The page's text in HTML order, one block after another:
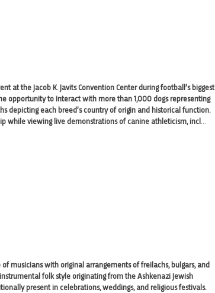
at the Jacob K. Javits Convention Center during football’s biggest
opportunity to interact with more than 1,000 dogs representing
depicting each breed’s country of origin and historical function.
while viewing live demonstrations of canine athleticism, incl …
musicians with original arrangements of freilachs, bulgars, and
folk style originating from the Ashkenazi Jewish
present in celebrations, weddings, and religious festivals.